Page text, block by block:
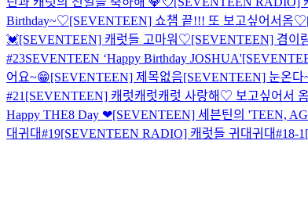
Birthday~♡[SEVENTEEN] 쇼챔 끝!!! 또 보고싶어서옴♡
💓[SEVENTEEN] 캐럿들 고마워♡[SEVENTEEN] 겸이
#23SEVENTEEN ‘Happy Birthday JOSHUA'
어요~😁[SEVENTEEN] 제목없음[SEVENTEEN] 눈온
#21 [SEVENTEEN] 캐럿캐럿캐럿 사랑해♡ 보고싶어서
Happy THE8 Day ❤[SEVENTEEN] 세븐틴의 'TEEN,
대귀대#19[SEVENTEEN RADIO] 캐럿들 귀대귀대#18-1